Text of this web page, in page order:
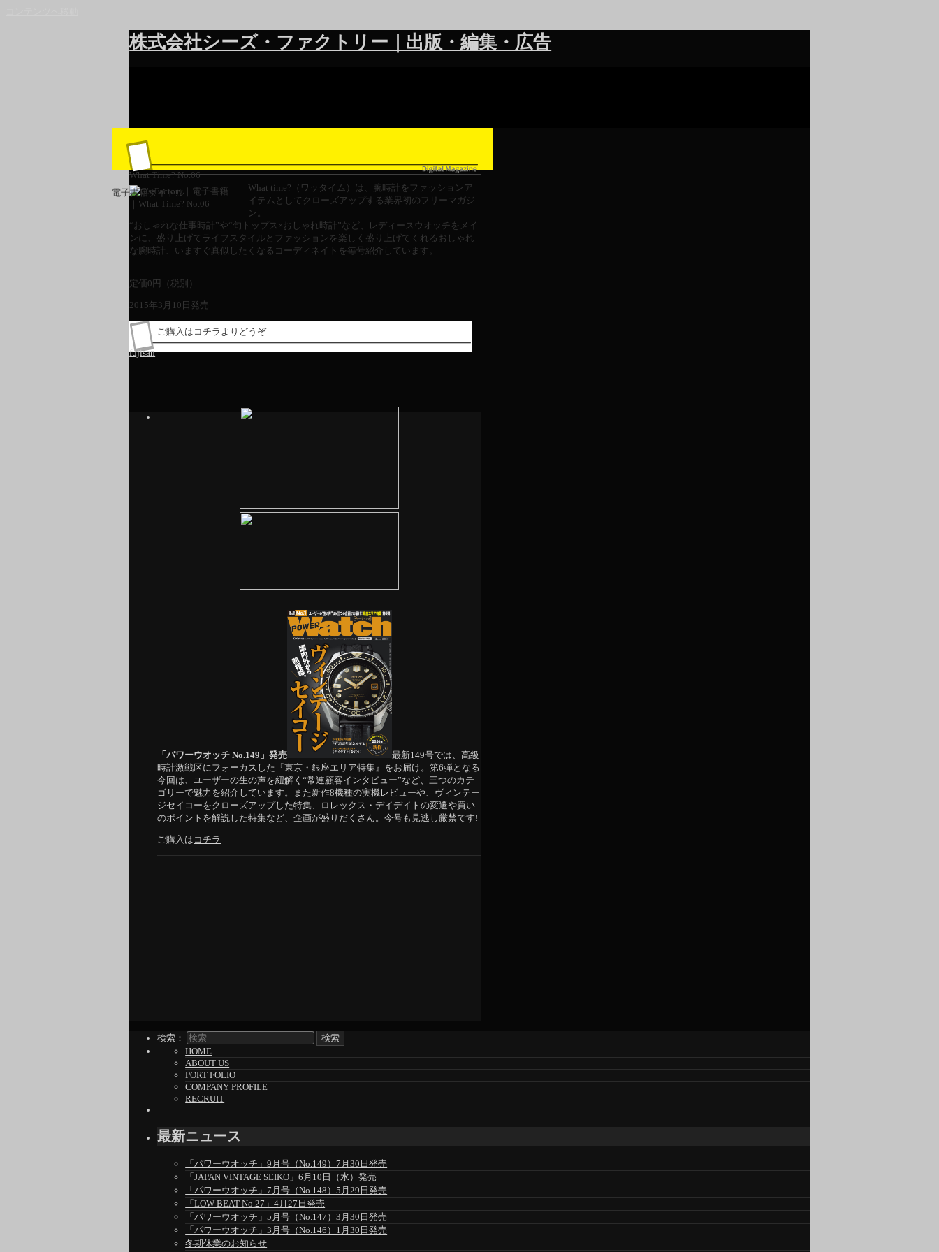
株式会社シーズ・ファクトリー｜出版・編集・広告
電子書籍タイトル
What Time? No.06
What time?（ワッタイム）は、腕時計をファッションア
イテムとしてクローズアップする業界初のフリーマガジ
ン。
“おしゃれな仕事時計”や“旬トップス×おしゃれ時計”など、レディースウオッチをメイ
ンに、盛り上げてライフスタイルとファッションを楽しく盛り上げてくれるおしゃれ
な腕時計、いますぐ真似したくなるコーディネイトを毎号紹介しています。
定価0 円（税別）
2015年3月10日発売
ご購入はコチラよりどうぞ
fujisan
「パワーウオッチ No.149」発売
最新149号では、高級
時計激戦区にフォーカスした『東京・銀座エリア特集』をお届け。第6弾となる
今回は、ユーザーの生の声を紐解く“常連顧客インタビュー”など、三つのカテ
ゴリーで魅力を紹介しています。また新作8機種の実機レビューや、ヴィンテー
ジセイコーをクローズアップした特集、ロレックス・デイデイトの変遷や買い
のポイントを解説した特集など、企画が盛りだくさん。今号も見逃し厳禁です!
ご購入は コチラ
検索：
HOME
ABOUT US
PORT FOLIO
COMPANY PROFILE
RECRUIT
最新ニュース
「パワーウオッチ」9月号（No.149）7月30日発売
「JAPAN VINTAGE SEIKO」6月10日（水）発売
「パワーウオッチ」7月号（No.148）5月29日発売
「LOW BEAT No.27」4月27日発売
「パワーウオッチ」5月号（No.147）3月30日発売
「パワーウオッチ」3月号（No.146）1月30日発売
冬期休業のお知らせ